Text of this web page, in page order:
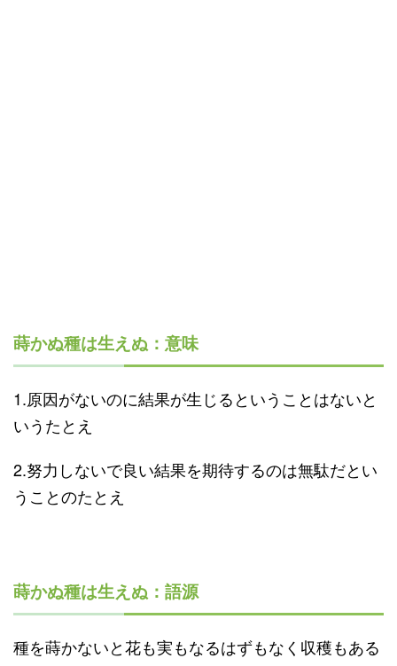
蒔かぬ種は生えぬ：意味
1.原因がないのに結果が生じるということはないと
いうたとえ
2.努力しないで良い結果を期待するのは無駄だとい
うことのたとえ
蒔かぬ種は生えぬ：語源
種を蒔かないと花も実もなるはずもなく収穫もある